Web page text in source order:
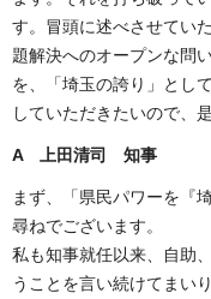
す。冒頭に述べさせてい
題解決へのオープンな問
を、「埼玉の誇り」とし
していただきたいので、
A 上田清司 知事
まず、「県民パワーを『
尋ねでございます。
私も知事就任以来、自助
うことを言い続けてまい